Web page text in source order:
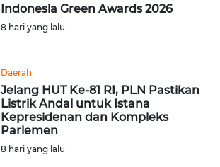
Indonesia Green Awards 2026
8 hari yang lalu
Daerah
Jelang HUT Ke-81 RI, PLN Pastikan
Listrik Andal untuk Istana
Kepresidenan dan Kompleks
Parlemen
8 hari yang lalu